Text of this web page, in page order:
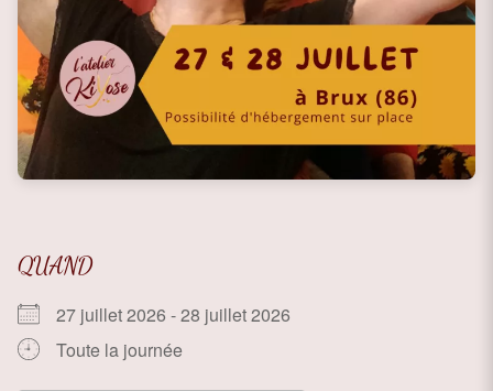
QUAND
27 juillet 2026 - 28 juillet 2026
Toute la journée